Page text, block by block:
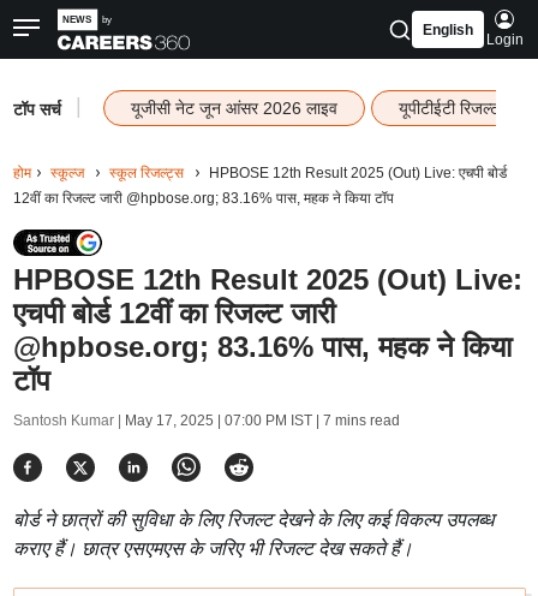
English
Login
टॉप सर्च यूजीसी नेट जून आंसर 2026 लाइव यूपीटीईटी रिजल्ट
होम स्कूल्ज स्कूल रिजल्ट्स
HPBOSE 12th Result 2025 (Out) Live: एचपी बोर्ड
12वीं का रिजल्ट जारी @hpbose.org; 83.16% पास, महक ने किया टॉप
HPBOSE 12th Result 2025 (Out) Live:
एचपी बोर्ड 12वीं का रिजल्ट जारी
@hpbose.org; 83.16% पास, महक ने किया
टॉप
Santosh Kumar | May 17, 2025 | 07:00 PM IST| 7 mins read
बोर्ड ने छात्रों की सुविधा के लिए रिजल्ट देखने के लिए कई विकल्प उपलब्ध
कराए हैं। छात्र एसएमएस के जरिए भी रिजल्ट देख सकते हैं।